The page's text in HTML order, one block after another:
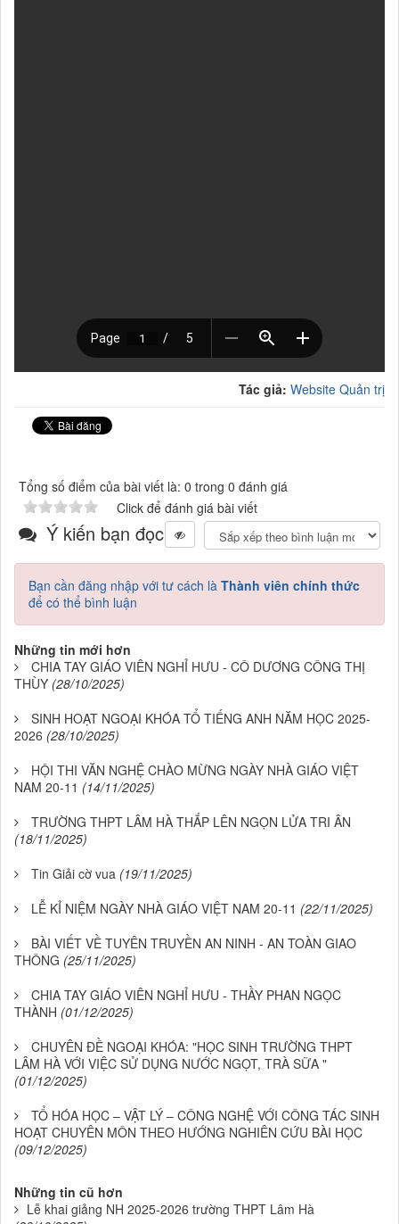
Tác giả: Website Quản trị
Tổng số điểm của bài viết là: 0 trong 0 đánh giá
Click để đánh giá bài viết
Ý kiến bạn đọc
Bạn cần đăng nhập với tư cách là Thành viên chính thức
để có thể bình luận
Những tin mới hơn
CHIA TAY GIÁO VIÊN NGHỈ HƯU - CÔ DƯƠNG CÔNG THỊ
THÙY (28/10/2025)
SINH HOẠT NGOẠI KHÓA TỔ TIẾNG ANH NĂM HỌC 2025-
2026 (28/10/2025)
HỘI THI VĂN NGHỆ CHÀO MỪNG NGÀY NHÀ GIÁO VIỆT
NAM 20-11 (14/11/2025)
TRƯỜNG THPT LÂM HÀ THẮP LÊN NGỌN LỬA TRI ÂN
(18/11/2025)
Tin Giải cờ vua (19/11/2025)
LỄ KỈ NIỆM NGÀY NHÀ GIÁO VIỆT NAM 20-11 (22/11/2025)
BÀI VIẾT VỀ TUYÊN TRUYỀN AN NINH - AN TOÀN GIAO
THÔNG (25/11/2025)
CHIA TAY GIÁO VIÊN NGHỈ HƯU - THẦY PHAN NGỌC
THÀNH (01/12/2025)
CHUYÊN ĐỀ NGOẠI KHÓA: "HỌC SINH TRƯỜNG THPT
LÂM HÀ VỚI VIỆC SỬ DỤNG NƯỚC NGỌT, TRÀ SỮA "
(01/12/2025)
TỔ HÓA HỌC – VẬT LÝ – CÔNG NGHỆ VỚI CÔNG TÁC SINH
HOẠT CHUYÊN MÔN THEO HƯỚNG NGHIÊN CỨU BÀI HỌC
(09/12/2025)
Những tin cũ hơn
Lễ khai giảng NH 2025-2026 trường THPT Lâm Hà